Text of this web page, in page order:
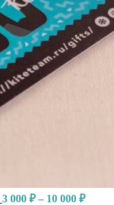
3 000 ₽ – 10 000 ₽